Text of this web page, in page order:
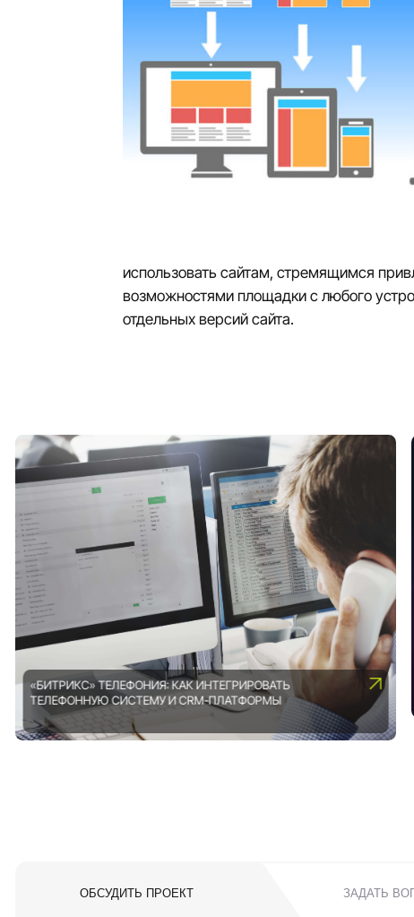
использовать сайтам, стремящимся
возможностями площадки с любого
отдельных версий сайта.
«БИТРИКС» ТЕЛЕФОНИЯ: КАК ИНТЕГРИРОВАТЬ
ТЕЛЕФОННУЮ СИСТЕМУ И CRM-ПЛАТФОРМЫ
ОБСУДИТЬ ПРОЕКТ ЗАДАТЬ